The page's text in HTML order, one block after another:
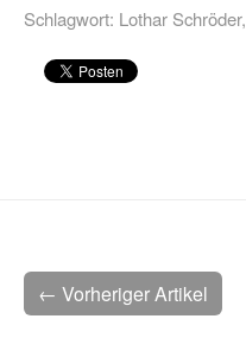
Schlagwort: Lothar Schröder,
← Vorheriger Artikel